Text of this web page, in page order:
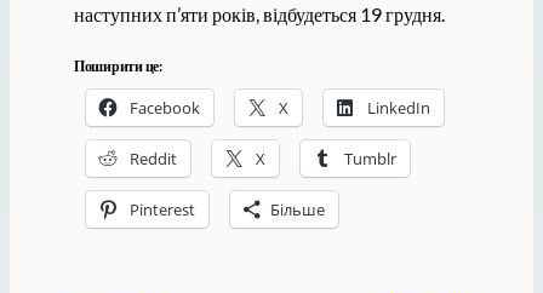
наступних п’яти років, відбудеться 19 грудня.
Поширити це:
Facebook X LinkedIn
Reddit X Tumblr
Pinterest Більше